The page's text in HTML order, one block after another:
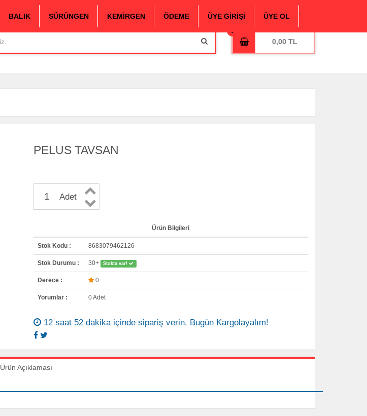
0,00
BALIK SÜRÜNGEN KEMİRGEN ÖDEME ÜYE GİRİŞİ ÜYE OL
PELUS TAVSAN
Adet
Ürün Bilgileri
Stok Kodu : 8683079462126
Stok Durumu : 30+ Stokta var!
Derece : 0
Yorumlar : 0 Adet
12 saat 52 dakika içinde sipariş verin. Bugün Kargolayalım!
Ürün Açıklaması